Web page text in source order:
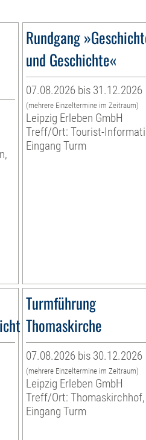
Rundgang
und Geschichte«
07.08.2026 bis 31.12.2026
(mehrere Einzeltermine im Zeitraum)
Leipzig Erleben GmbH
Treff/Ort: Tourist-
Eingang Turm
Turmführung
Thomaskirche
07.08.2026 bis 30.12.2026
(mehrere Einzeltermine im Zeitraum)
Leipzig Erleben GmbH
Treff/Ort: Thomaskirchhof,
Eingang Turm